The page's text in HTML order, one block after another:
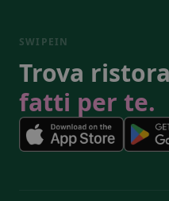
SWIPEIN
Trova
fatti per te.